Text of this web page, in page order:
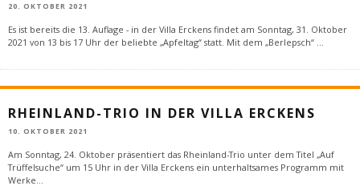
20. OKTOBER 2021
Es ist bereits die 13. Auflage - in der Villa Erckens findet am Sonntag, 31. Oktober
2021 von 13 bis 17 Uhr der beliebte „Apfeltag“ statt. Mit dem „Berlepsch“ ...
RHEINLAND-TRIO IN DER VILLA ERCKENS
10. OKTOBER 2021
Am Sonntag, 24. Oktober präsentiert das Rheinland-Trio unter dem Titel „Auf
Trüffelsuche“ um 15 Uhr in der Villa Erckens ein unterhaltsames Programm mit
Werke...